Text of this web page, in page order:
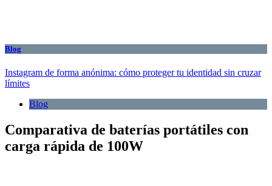
Blog
Instagram de forma anónima: cómo proteger tu identidad sin cruzar
límites
Blog
Comparativa de baterías portátiles con
carga rápida de 100W